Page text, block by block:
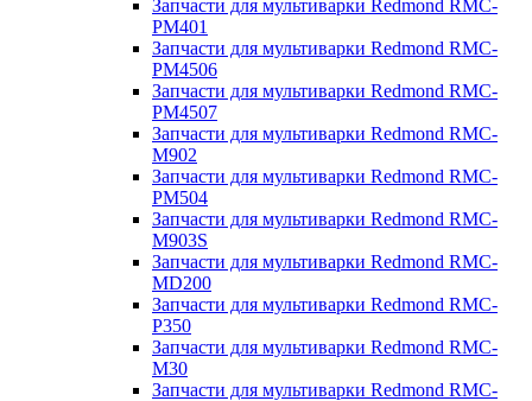
Запчасти для мультиварки Redmond RMC-
PM401
Запчасти для мультиварки Redmond RMC-
PM4506
Запчасти для мультиварки Redmond RMC-
PM4507
Запчасти для мультиварки Redmond RMC-
M902
Запчасти для мультиварки Redmond RMC-
PM504
Запчасти для мультиварки Redmond RMC-
M903S
Запчасти для мультиварки Redmond RMC-
MD200
Запчасти для мультиварки Redmond RMC-
P350
Запчасти для мультиварки Redmond RMC-
M30
Запчасти для мультиварки Redmond RMC-